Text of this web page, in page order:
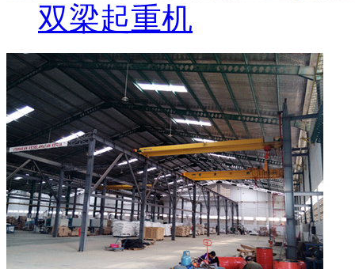
双梁起重机